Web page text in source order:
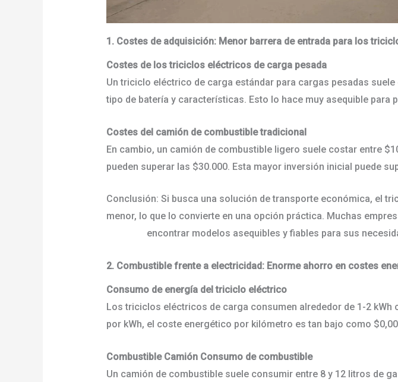
1. Costes de adquisición: Menor barrera de entrada para los
Costes de los triciclos eléctricos de carga pesada
Un triciclo eléctrico de carga estándar para cargas pesadas
tipo de batería y características. Esto lo hace muy asequible para
Costes del camión de combustible tradicional
En cambio, un camión de combustible ligero suele costar entre
pueden superar las $30.000. Esta mayor inversión inicial puede
Conclusión: Si busca una solución de transporte económica, el
menor, lo que lo convierte en una opción práctica. Muchas
encontrar modelos asequibles y fiables para sus
2. Combustible frente a electricidad: Enorme ahorro en costes
Consumo de energía del triciclo eléctrico
Los triciclos eléctricos de carga consumen alrededor de 1-2
por kWh, el coste energético por kilómetro es tan bajo como
Combustible Camión Consumo de combustible
Un camión de combustible suele consumir entre 8 y 12 litros de